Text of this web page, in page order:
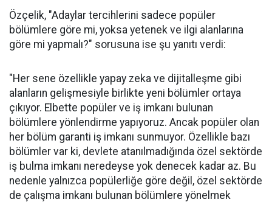
Özçelik, "Adaylar tercihlerini sadece popüler
bölümlere göre mi, yoksa yetenek ve ilgi alanlarına
göre mi yapmalı?" sorusuna ise şu yanıtı verdi:
"Her sene özellikle yapay zeka ve dijitalleşme gibi
alanların gelişmesiyle birlikte yeni bölümler ortaya
çıkıyor. Elbette popüler ve iş imkanı bulunan
bölümlere yönlendirme yapıyoruz. Ancak popüler olan
her bölüm garanti iş imkanı sunmuyor. Özellikle bazı
bölümler var ki, devlete atanılmadığında özel sektörde
iş bulma imkanı neredeyse yok denecek kadar az. Bu
nedenle yalnızca popülerliğe göre değil, özel sektörde
de çalışma imkanı bulunan bölümlere yönelmek